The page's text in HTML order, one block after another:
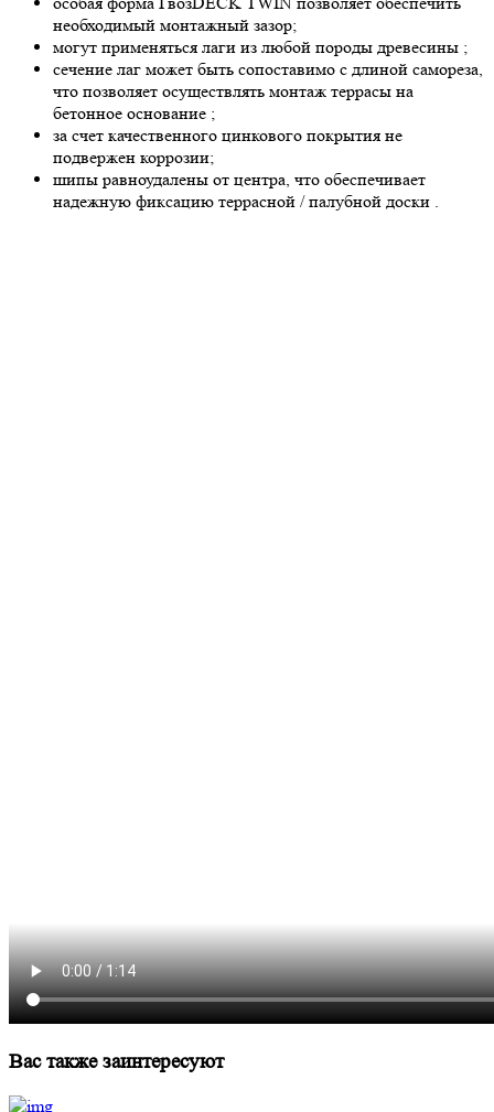
необходимый монтажный зазор;
могут применяться лаги из любой породы древесины ;
сечение лаг может быть сопоставимо с длиной самореза,
что позволяет осуществлять монтаж террасы на
бетонное основание ;
за счет качественного цинкового покрытия не
подвержен коррозии;
шипы равноудалены от центра, что обеспечивает
надежную фиксацию террасной / палубной доски ​.
Вас также заинтересуют